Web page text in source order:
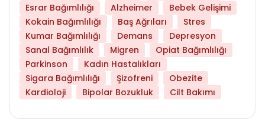
Esrar Bağımlılığı
Alzheimer
Bebek Gelişimi
Kokain Bağımlılığı
Baş Ağrıları
Stres
Kumar Bağımlılığı
Demans
Depresyon
Sanal Bağımlılık
Migren
Opiat Bağımlılığı
Parkinson
Kadın Hastalıkları
Sigara Bağımlılığı
Şizofreni
Obezite
Kardioloji
Bipolar Bozukluk Cilt Bakımı